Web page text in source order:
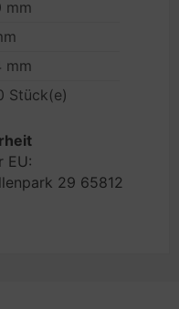
mm
mm
Stück(e)
EU:
29 65812